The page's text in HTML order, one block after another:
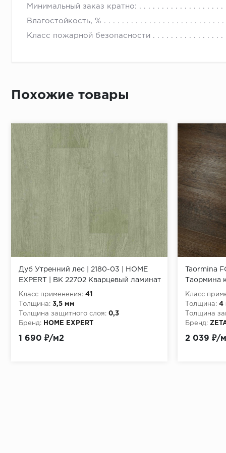
Минимальный заказ кратно:
Влагостойкость, %
Класс пожарной безопасности
Похожие товары
Дуб Утренний лес | 2180-03 | HOME
EXPERT | ВК 22702 Кварцевый ламинат
Класс применения: 41
Толщина: 3,5 мм
Толщина защитного слоя: 0,3
Бренд:
HOME EXPERT
1 690 ₽/м2
Taormina
Таормина
Класс
Толщина: 4
Толщина
Бренд:
2 039 ₽/